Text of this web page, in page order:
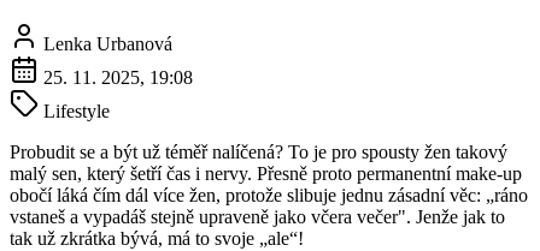
Lenka Urbanová
25. 11. 2025, 19:08
Lifestyle
Probudit se a být už téměř nalíčená? To je pro spousty žen takový
malý sen, který šetří čas i nervy. Přesně proto permanentní make-up
obočí láká čím dál více žen, protože slibuje jednu zásadní věc: „ráno
vstaneš a vypadáš stejně upraveně jako včera večer". Jenže jak to
tak už zkrátka bývá, má to svoje „ale“!